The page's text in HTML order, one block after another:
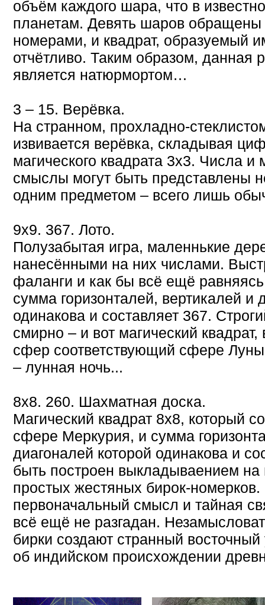
объём каждого шара, что в
планетам. Девять шаров обращены
номерами, и квадрат, образуемый
отчётливо. Таким образом, данная
является натюрмортом…
3 – 15. Верёвка.
На странном, прохладно-
извивается верёвка, складывая
магического квадрата 3х3. Числа и
смыслы могут быть представлены
одним предметом – всего лишь
9х9. 367. Лото.
Полузабытая игра, маленнькие
нанесёнными на них числами.
фаланги и как бы всё ещё
сумма горизонталей, вертикалей и
одинакова и составляет 367.
смирно – и вот магический
сфер соответствующий сфере
– лунная ночь...
8х8. 260. Шахматная доска.
Магический квадрат 8х8, который
сфере Меркурия, и сумма
диагоналей которой одинакова и
быть построен выкладываением
простых жестяных бирок-
первоначальный смысл и тайная
всё ещё не разгадан.
бирки создают странный
об индийском происхождении